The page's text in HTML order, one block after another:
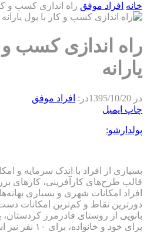
خانه افراد موفق راه اندازی کسب و
راه اندازی کسب و
یارانه
در 1395/10/20در: افراد موفق
چاپ ایمیل
پولدارشو:
بسیاری از افراد با اندک سرمایه و
قالب طرح‌های کارآفرینی، کارهای
افراد امکانات شهری و بسیاری
دورترین نقاط و کم‌ترین امکانات
بانویی از روستای قادرمرز کردستان،
برای خود و خانواده، برای ۱۰ نفر نیز اشتغالزایی نموده است.